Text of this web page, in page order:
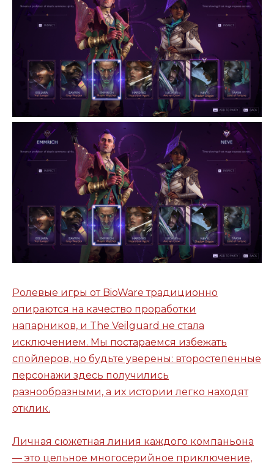
Ролевые игры от BioWare традиционно
опираются на качество проработки
напарников, и The Veilguard не стала
исключением. Мы постараемся избежать
спойлеров, но будьте уверены: второстепенные
персонажи здесь получились
разнообразными, а их истории легко находят
отклик.
Личная сюжетная линия каждого компаньона
— это цельное многосерийное приключение,